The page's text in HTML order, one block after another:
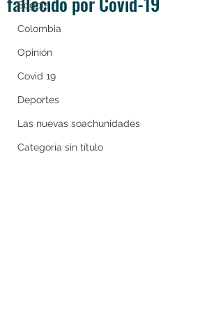
Bogotá
Colombia
Opinión
Covid 19
Deportes
Las nuevas soachunidades
Categoría sin título